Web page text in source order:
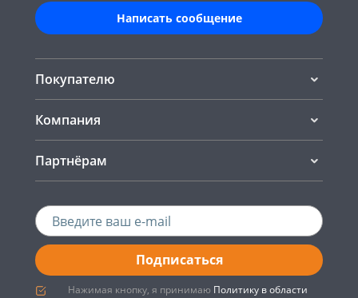
Написать сообщение
Покупателю
Компания
Партнёрам
Подписаться
Нажимая кнопку, я принимаю Политику в области